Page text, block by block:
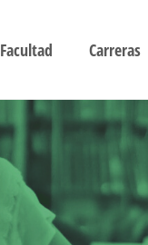
Facultad Carreras